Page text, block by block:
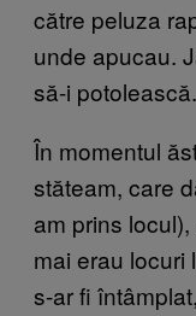
către peluza
unde apucau.
să-i potolească.
În momentul
stăteam, care
am prins
mai erau locuri
s-ar fi